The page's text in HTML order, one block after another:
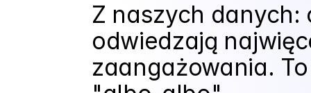
Z naszych
odwiedzają
zaangażowania.